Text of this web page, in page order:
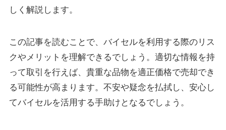
しく解説します。
この記事を読むことで、バイセルを利用する際のリス
クやメリットを理解できるでしょう。適切な情報を持
って取引を行えば、貴重な品物を適正価格で売却でき
る可能性が高まります。不安や疑念を払拭し、安心し
てバイセルを活用する手助けとなるでしょう。